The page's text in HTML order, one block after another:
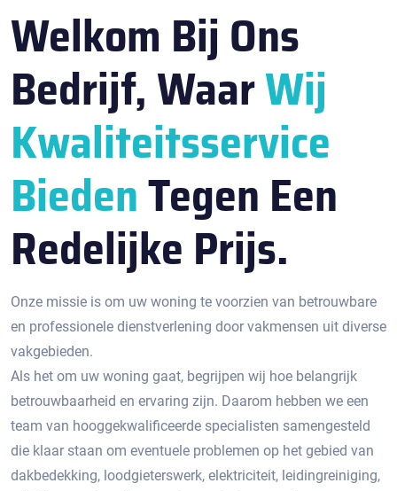
Welkom Bij Ons
Bedrijf, WaarWij
Kwaliteitsservice
BiedenTegen Een
Redelijke Prijs.
Onze missie is om uw woning te voorzien van betrouwbare
en professionele dienstverlening door vakmensen uit diverse
vakgebieden.
Als het om uw woning gaat, begrijpen wij hoe belangrijk
betrouwbaarheid en ervaring zijn. Daarom hebben we een
team van hooggekwalificeerde specialisten samengesteld
die klaar staan om eventuele problemen op het gebied van
dakbedekking, loodgieterswerk, elektriciteit, leidingreiniging,